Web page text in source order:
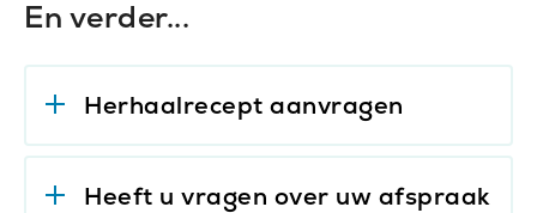
En verder...
Herhaalrecept aanvragen
Heeft u vragen over uw afspraak